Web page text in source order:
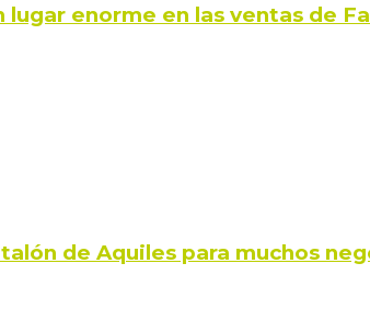
lugar enorme en las ventas de
de Aquiles para muchos